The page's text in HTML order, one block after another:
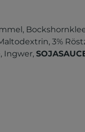
3%
Ingwer,